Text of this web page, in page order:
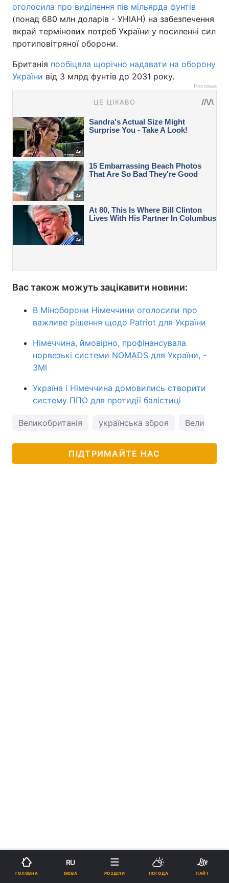
оголосила про виділення пів мільярда фунтів
(понад 680 млн доларів - УНІАН) на забезпечення
вкрай термінових потреб України у посиленні сил
протиповітряної оборони.
Британія пообіцяла щорічно надавати на оборону
України від 3 млрд фунтів до 2031 року.
Реклама
Вас також можуть зацікавити новини:
В Міноборони Німеччини оголосили про
важливе рішення щодо Patriot для України
Німеччина, ймовірно, профінансувала
норвезькі системи NOMADS для України, -
ЗМІ
Україна і Німеччина домовились створити
систему ППО для протидії балістиці
Великобританія українська зброя
ПІДТРИМАЙТЕ НАС
ГОЛОВНА
RU
МОВА РОЗДІЛИ ПОГОДА ЛАЙТ